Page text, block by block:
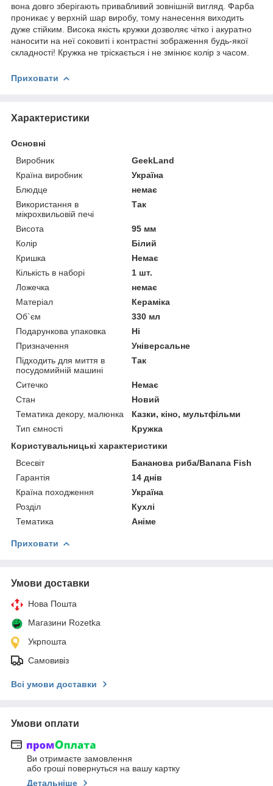
вона довго зберігають привабливий зовнішній вигляд. Фарба
проникає у верхній шар виробу, тому нанесення виходить
дуже стійким. Висока якість кружки дозволяє чітко і акуратно
наносити на неї соковиті і контрастні зображення будь-якої
складності! Кружка не тріскається і не змінює колір з часом.
Приховати
Характеристики
Основні
Виробник
GeekLand
Країна виробник
Україна
Блюдце
немає
Використання в
мікрохвильовій печі
Так
Висота
95 мм
Колір
Білий
Кришка
Немає
Кількість в наборі
1 шт.
Ложечка
немає
Матеріал
Кераміка
Об`єм
330 мл
Подарункова упаковка
Ні
Призначення
Універсальне
Підходить для миття в
посудомийній машині
Так
Ситечко
Немає
Стан
Новий
Тематика декору, малюнка
Казки, кіно, мультфільми
Тип ємності
Кружка
Користувальницькі характеристики
Всесвіт
Бананова риба/Banana Fish
Гарантія
14 днів
Країна походження
Україна
Розділ
Кухлі
Тематика
Аніме
Приховати
Умови доставки
Нова Пошта
Магазини Rozetka
Укрпошта
Самовивіз
Всі умови доставки
Умови оплати
Ви отримаєте замовлення
або гроші повернуться на вашу картку
Детальніше